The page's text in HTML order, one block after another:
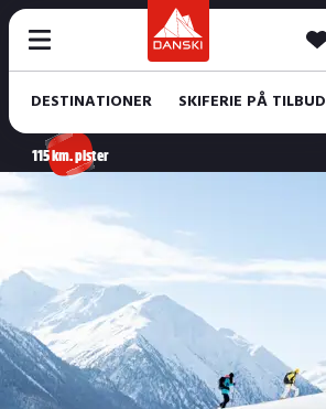
DESTINATIONER SKIFERIE PÅ TILBUD
115 km. pister